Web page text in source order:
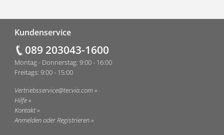
Kundenservice
089 203043-1600
Montag - Donnerstag: 9:00 - 16:00
Freitags: 9:00 - 15:00
Vertriebsservice@tecvia.com
Hilfe
Kontakt
Anmelden oder Registrieren